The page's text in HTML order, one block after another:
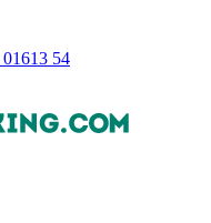
54